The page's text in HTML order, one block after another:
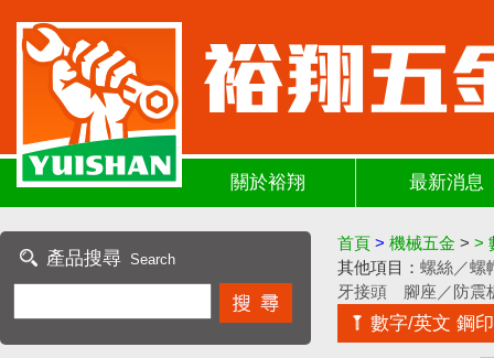
關於裕翔 最新消息
產品搜尋 Search
首頁 > 機械五金 > >
其他項目： 螺絲／螺
牙接頭
腳座／防震
數字/英文 鋼印